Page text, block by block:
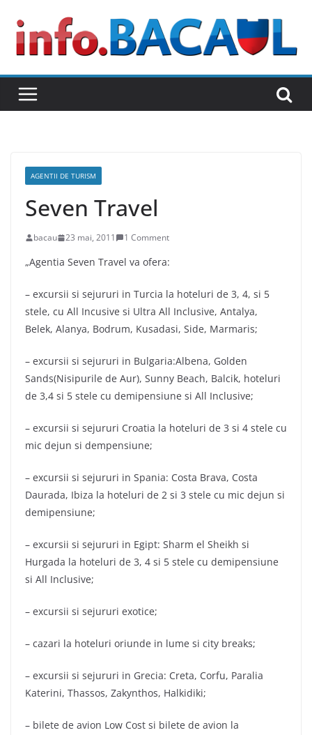
content
AGENTII DE TURISM
Seven Travel
bacau 23 mai, 2011 1 Comment
„Agentia Seven Travel va ofera:
– excursii si sejururi in Turcia la hoteluri de 3, 4, si 5
stele, cu All Incusive si Ultra All Inclusive, Antalya,
Belek, Alanya, Bodrum, Kusadasi, Side, Marmaris;
– excursii si sejururi in Bulgaria:Albena, Golden
Sands(Nisipurile de Aur), Sunny Beach, Balcik, hoteluri
de 3,4 si 5 stele cu demipensiune si All Inclusive;
– excursii si sejururi Croatia la hoteluri de 3 si 4 stele cu
mic dejun si dempensiune;
– excursii si sejururi in Spania: Costa Brava, Costa
Daurada, Ibiza la hoteluri de 2 si 3 stele cu mic dejun si
demipensiune;
– excursii si sejururi in Egipt: Sharm el Sheikh si
Hurgada la hoteluri de 3, 4 si 5 stele cu demipensiune
si All Inclusive;
– excursii si sejururi exotice;
– cazari la hoteluri oriunde in lume si city breaks;
– excursii si sejururi in Grecia: Creta, Corfu, Paralia
Katerini, Thassos, Zakynthos, Halkidiki;
– bilete de avion Low Cost si bilete de avion la